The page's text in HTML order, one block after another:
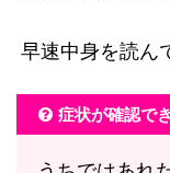
早速中身を読ん
症状が確認で